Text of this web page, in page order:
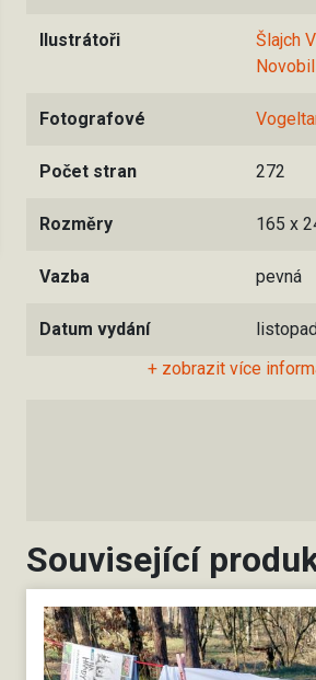
Ilustrátoři
Šlajch
Fotografové
Počet stran 272
Rozměry 165 x
Vazba pevná
Datum vydání
+ zobrazit více
Související